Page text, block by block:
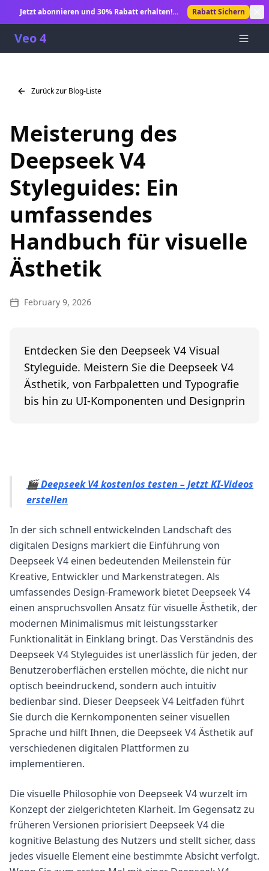
Jetzt abonnieren und 30% Rabatt erhalten!
Rabatt Sichern
Veo 4
Zurück zur Blog-Liste
Meisterung des
Deepseek V4
Styleguides: Ein
umfassendes
Handbuch für visuelle
Ästhetik
February 9, 2026
Entdecken Sie den Deepseek V4 Visual
Styleguide. Meistern Sie die Deepseek V4
Ästhetik, von Farbpaletten und Typografie
bis hin zu UI-Komponenten und Designprin
🎬 Deepseek V4 kostenlos testen – Jetzt KI-Videos
erstellen
In der sich schnell entwickelnden Landschaft des
digitalen Designs markiert die Einführung von
Deepseek V4 einen bedeutenden Meilenstein für
Kreative, Entwickler und Markenstrategen. Als
umfassendes Design-Framework bietet Deepseek V4
einen anspruchsvollen Ansatz für visuelle Ästhetik, der
modernen Minimalismus mit leistungsstarker
Funktionalität in Einklang bringt. Das Verständnis des
Deepseek V4 Styleguides ist unerlässlich für jeden, der
Benutzeroberflächen erstellen möchte, die nicht nur
optisch beeindruckend, sondern auch intuitiv
bedienbar sind. Dieser Deepseek V4 Leitfaden führt
Sie durch die Kernkomponenten seiner visuellen
Sprache und hilft Ihnen, die Deepseek V4 Ästhetik auf
verschiedenen digitalen Plattformen zu
implementieren.
Die visuelle Philosophie von Deepseek V4 wurzelt im
Konzept der zielgerichteten Klarheit. Im Gegensatz zu
früheren Versionen priorisiert Deepseek V4 die
kognitive Belastung des Nutzers und stellt sicher, dass
jedes visuelle Element eine bestimmte Absicht verfolgt.